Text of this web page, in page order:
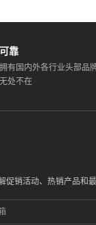
可靠
拥有国内外各行业头部品
无处不在
促销活动、热销产品和